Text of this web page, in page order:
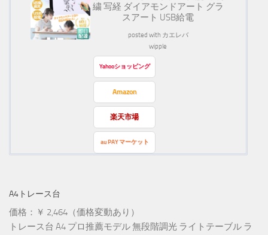
繍 写経 ダイアモンドアート グラ
スアート USB給電
posted with カエレバ
wipple
Yahooショッピング
Amazon
楽天市場
au PAY マーケット
A4トレース台
価格：￥ 2,464（価格変動あり）
トレース台 A4 プロ推薦モデル 無段階調光 ライトテーブル ラ